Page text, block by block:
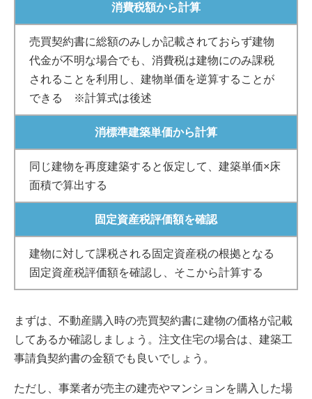
消費税額から計算
売買契約書に総額のみしか記載されておらず建物
代金が不明な場合でも、消費税は建物にのみ課税
されることを利用し、建物単価を逆算することが
できる ※計算式は後述
消標準建築単価から計算
同じ建物を再度建築すると仮定して、建築単価×床
面積で算出する
固定資産税評価額を確認
建物に対して課税される固定資産税の根拠となる
固定資産税評価額を確認し、そこから計算する
まずは、不動産購入時の売買契約書に建物の価格が記載
してあるか確認しましょう。注文住宅の場合は、建築工
事請負契約書の金額でも良いでしょう。
ただし、事業者が売主の建売やマンションを購入した場